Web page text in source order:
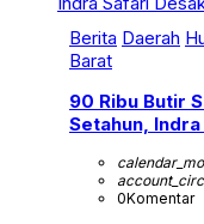
Berita Daerah
Barat
90 Ribu Butir
Setahun,
0Komentar